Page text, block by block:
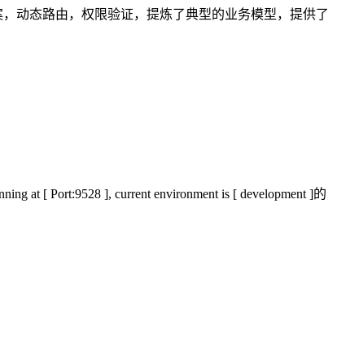
动态路由，权限验证，提炼了典型的业务模型，提供了
at [ Port:9528 ], current environment is [ development ]的